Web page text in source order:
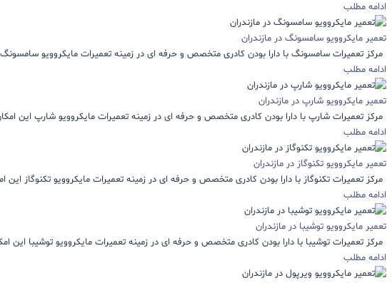
ادامه مطلب
تعمیر مایکروویو سامسونگ در مازندران
مرکز تعمیرات سامسونگ با دارا بودن کادری متخصص و حرفه ای در زمینه تعمیرات مایکروویو سامسونگ
ادامه مطلب
تعمیر مایکروویو شارپ در مازندران
مرکز تعمیرات شارپ با دارا بودن کادری متخصص و حرفه ای در زمینه تعمیرات مایکروویو شارپ این
ادامه مطلب
تعمیر مایکروویو تکنوگاز در مازندران
مرکز تعمیرات تکنوگاز با دارا بودن کادری متخصص و حرفه ای در زمینه تعمیرات مایکروویو تکنوگاز این
ادامه مطلب
تعمیر مایکروویو توشیبا در مازندران
مرکز تعمیرات توشیبا با دارا بودن کادری متخصص و حرفه ای در زمینه تعمیرات مایکروویو توشیبا این
ادامه مطلب